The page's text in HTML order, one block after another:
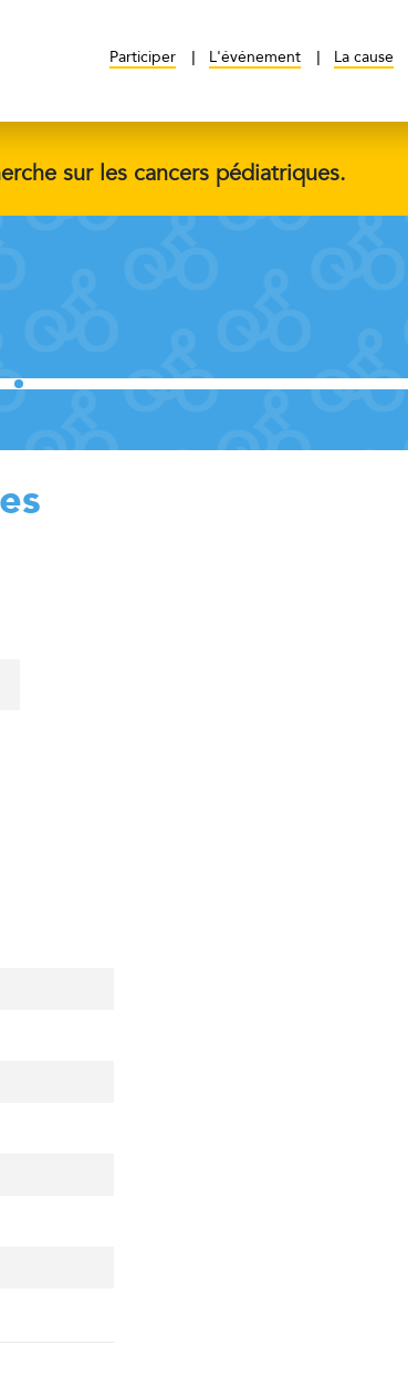
Participer L'événement La cause
sur les cancers pédiatriques.